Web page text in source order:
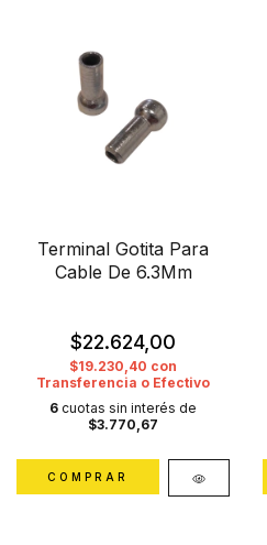
Terminal Gotita Para
Cable De 6.3Mm
$22.624,00
$19.230,40 con
Transferencia o Efectivo
6 cuotas sin interés de
$3.770,67